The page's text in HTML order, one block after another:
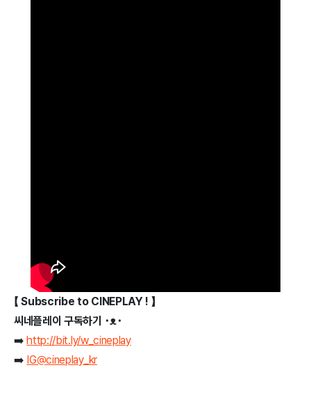
【 Subscribe to CINEPLAY ! 】
씨네플레이 구독하기 ･ᴥ･
➡️http://bit.ly/w_cineplay
➡️ IG@cineplay_kr